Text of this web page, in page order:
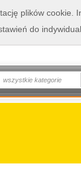
wszystkie kategorie
plików cookie.
do